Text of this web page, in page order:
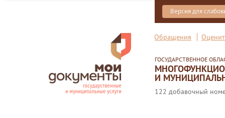
Версия для
Обращения
ГОСУДАРСТВЕННОЕ
И
122 добавочный